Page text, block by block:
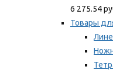
6 275.54
Товары